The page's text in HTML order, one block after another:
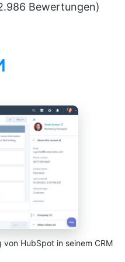
Bewertungen)
HubSpot in seinem CRM